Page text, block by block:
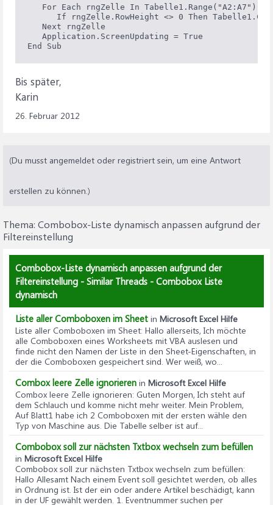
For Each rngZelle In
If rngZelle.RowHeight <> 0 Then
   Next rngZelle
   Application.ScreenUpdating = True
Bis später,
Karin
26. Februar 2012
(Du musst angemeldet oder registriert sein, um eine Antwort
erstellen zu können.)
Thema: Combobox-Liste dynamisch anpassen aufgrund der
Filtereinstellung
Combobox-Liste dynamisch anpassen aufgrund der
Filtereinstellung - Similar Threads - Combobox Liste
dynamisch
Liste aller Comboboxen im Sheet in Microsoft Excel Hilfe
Liste aller Comboboxen im Sheet: Hallo allerseits, Ich möchte
alle Comboboxen eines Worksheets mit VBA auslesen und
finde nicht den Namen der Liste in den Sheet-Eigenschaften, in
der die Comboboxen gespeichert sind. Wer weiß, wo...
Combox leere Zelle ignorieren in Microsoft Excel Hilfe
Combox leere Zelle ignorieren: Guten Morgen, Ich steht auf
dem Schlauch und komme nicht mehr weiter. Mein Problem,
Auf Blatt1 habe ich 2 Comboboxen mit der ersten wähle den
Typ von Maschine aus. Die Tabelle selber ist auf...
Combobox soll zur nächsten Txtbox wechseln zum befüllen
in Microsoft Excel Hilfe
Combobox soll zur nächsten Txtbox wechseln zum befüllen:
Hallo Allesamt Nach einem Event soll gesichtet werden, ob alles
in Ordnung ist. Ist der ein oder andere Artikel beschädigt, kann
in der UF gewählt werden. 1. Eventnummer suchen per